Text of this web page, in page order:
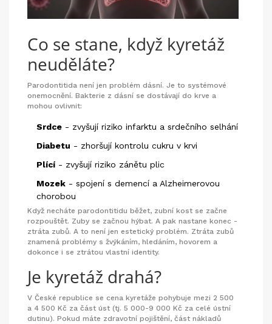
Co se stane, když kyretáž
neuděláte?
Parodontitida není jen problém dásní. Je to systémové
onemocnění. Bakterie z dásní se dostávají do krve a
mohou ovlivnit:
Srdce - zvyšují riziko infarktu a srdečního selhání
Diabetu - zhoršují kontrolu cukru v krvi
Plící - zvyšují riziko zánětu plic
Mozek - spojení s demencí a Alzheimerovou
chorobou
Když necháte parodontitidu běžet, zubní kost se začne
rozpouštět. Zuby se začnou hýbat. A pak nastane konec -
ztráta zubů. A to není jen estetický problém. Ztráta zubů
znamená problémy s žvýkáním, hledáním, hovorem a
dokonce i se ztrátou vlastní identity.
Je kyretáž drahá?
V České republice se cena kyretáže pohybuje mezi 2 500
a 4 500 Kč za část úst (tj. 5 000-9 000 Kč za celé ústní
dutinu). Pokud máte zdravotní pojištění, část nákladů